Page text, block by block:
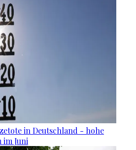
in Deutschland - hohe
Juni